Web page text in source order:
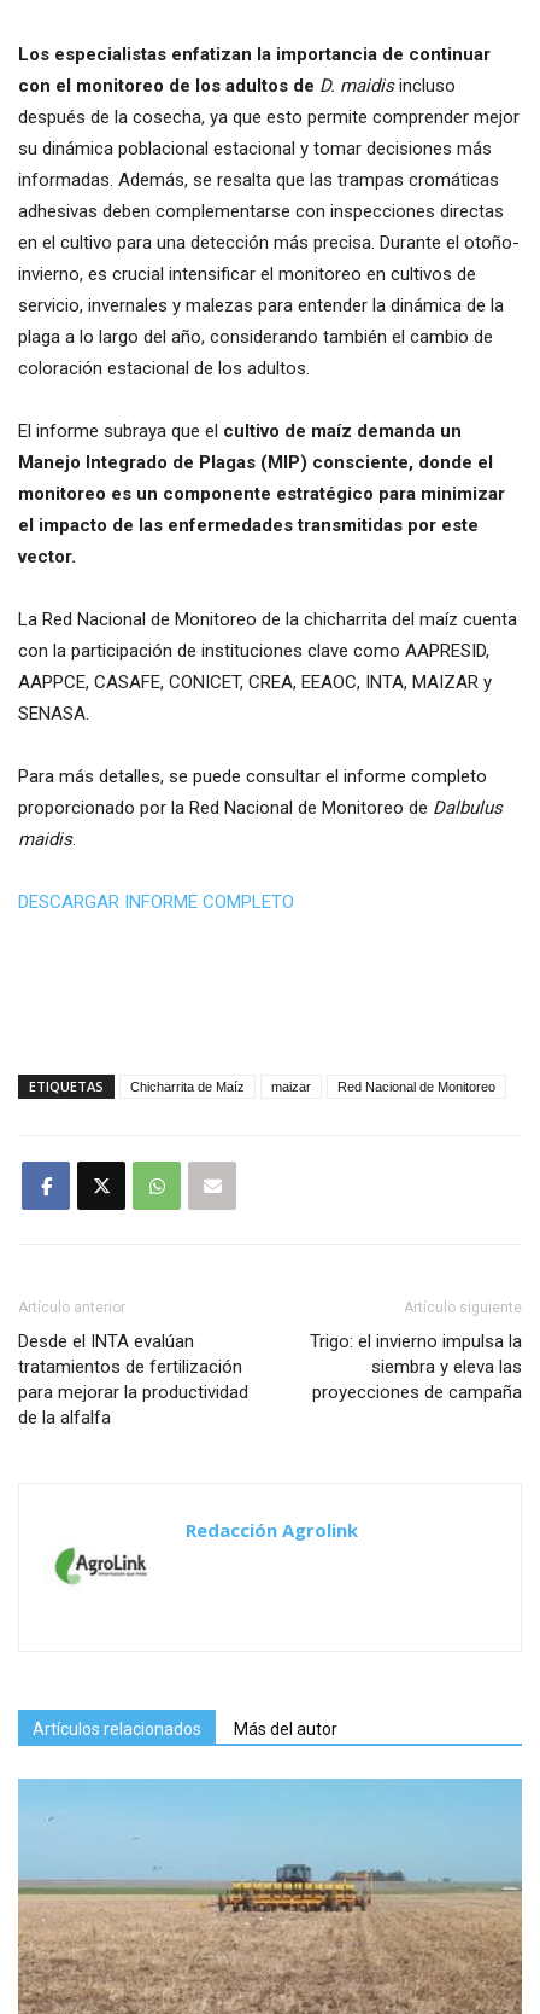
Los especialistas enfatizan la importancia de continuar
con el monitoreo de los adultos de D. maidisincluso
después de la cosecha, ya que esto permite comprender mejor
su dinámica poblacional estacional y tomar decisiones más
informadas. Además, se resalta que las trampas cromáticas
adhesivas deben complementarse con inspecciones directas
en el cultivo para una detección más precisa. Durante el otoño-
invierno, es crucial intensificar el monitoreo en cultivos de
servicio, invernales y malezas para entender la dinámica de la
plaga a lo largo del año, considerando también el cambio de
coloración estacional de los adultos.
El informe subraya que el cultivo de maíz demanda un
Manejo Integrado de Plagas (MIP) consciente, donde el
monitoreo es un componente estratégico para minimizar
el impacto de las enfermedades transmitidas por este
vector.
La Red Nacional de Monitoreo de la chicharrita del maíz cuenta
con la participación de instituciones clave como AAPRESID,
AAPPCE, CASAFE, CONICET, CREA, EEAOC, INTA, MAIZAR y
SENASA.
Para más detalles, se puede consultar el informe completo
proporcionado por la Red Nacional de Monitoreo de Dalbulus
maidis.
DESCARGAR INFORME COMPLETO
ETIQUETAS Chicharrita de Maíz maizar Red Nacional de Monitoreo
Artículo anterior
Desde el INTA evalúan
tratamientos de fertilización
para mejorar la productividad
de la alfalfa
Artículo siguiente
Trigo: el invierno impulsa la
siembra y eleva las
proyecciones de campaña
Redacción Agrolink
Artículos relacionados Más del autor